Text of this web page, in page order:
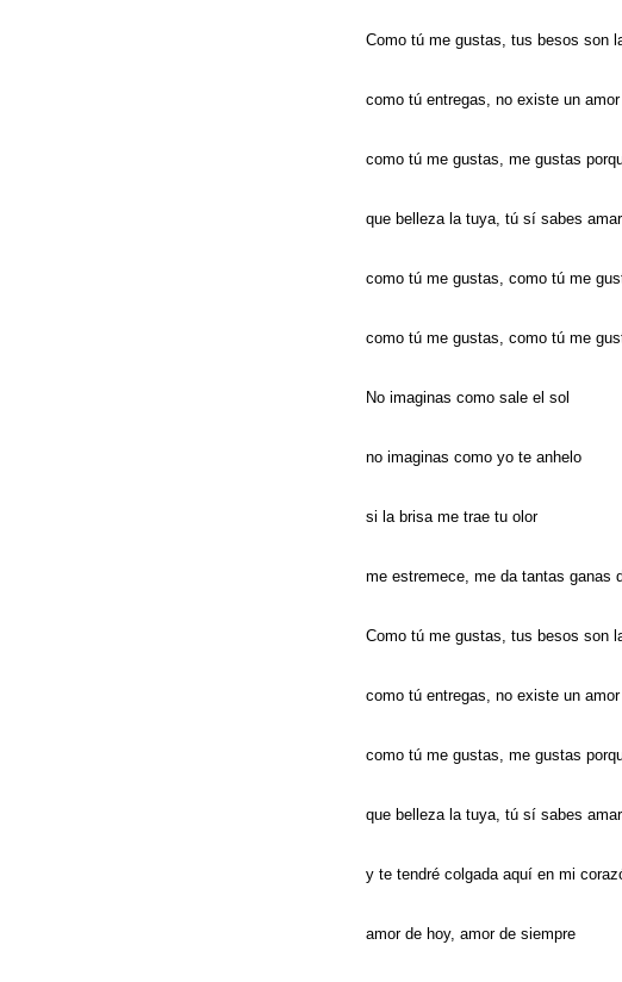
Como tú me gustas, tus besos son
como tú entregas, no existe un
como tú me gustas, me gustas
que belleza la tuya, tú sí sabes amar
como tú me gustas, como tú me
como tú me gustas, como tú me
No imaginas como sale el sol
no imaginas como yo te anhelo
si la brisa me trae tu olor
me estremece, me da tantas ganas
Como tú me gustas, tus besos son
como tú entregas, no existe un
como tú me gustas, me gustas
que belleza la tuya, tú sí sabes amar
y te tendré colgada aquí en mi
amor de hoy, amor de siempre